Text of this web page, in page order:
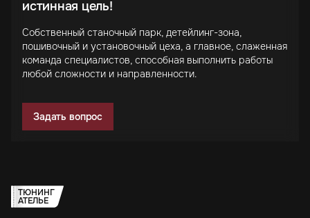
истинная цель!
Собственный станочный парк, детейлинг-зона,
пошивочный и установочный цеха, а главное, слаженная
команда специалистов, способная выполнить работы
любой сложности и направленности.
Задать вопрос
ТЮНИНГ
АТЕЛЬЕ